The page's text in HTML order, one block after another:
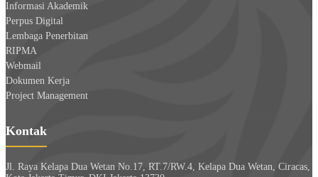
Informasi Akademik
Perpus Digital
Lembaga Penerbitan
RIPMA
Webmail
Dokumen Kerja
Project Management
Kontak
Jl. Raya Kelapa Dua Wetan No.17, RT.7/RW.4, Kelapa Dua Wetan, Ciracas,